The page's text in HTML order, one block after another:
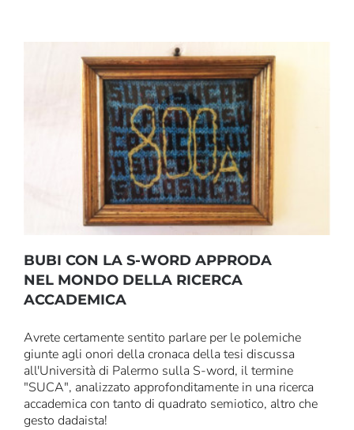
BUBI CON LA S-WORD APPRODA
NEL MONDO DELLA RICERCA
ACCADEMICA
Avrete certamente sentito parlare per le polemiche
giunte agli onori della cronaca della tesi discussa
all'Università di Palermo sulla S-word, il termine
"SUCA", analizzato approfonditamente in una ricerca
accademica con tanto di quadrato semiotico, altro che
gesto dadaista!